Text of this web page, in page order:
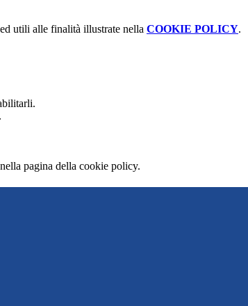
utili alle finalità illustrate nella COOKIE POLICY.
.
pagina della cookie policy.